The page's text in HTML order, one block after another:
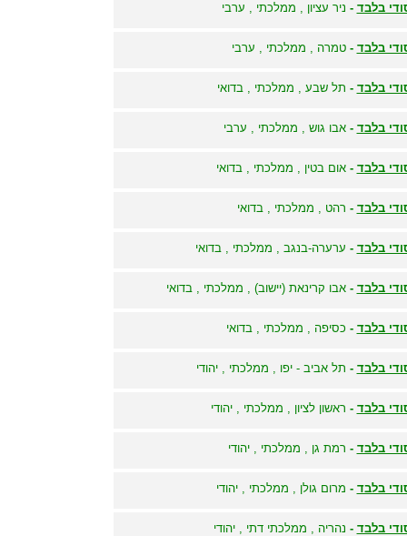
בלבד - ניר עציון , ממלכתי , ערבי
בלבד -טמרה , ממלכתי , ערבי
בלבד - תל שבע , ממלכתי , בדואי
בלבד -אבו גוש , ממלכתי , ערבי
בלבד -אום בטין , ממלכתי , בדואי
בלבד - רהט , ממלכתי , בדואי
בלבד - ערערה-בנגב , ממלכתי , בדואי
בלבד -אבו קרינאת (יישוב) , ממלכתי , בדואי
בלבד - כסיפה , ממלכתי , בדואי
בלבד - תל אביב - יפו , ממלכתי , יהודי
בלבד - ראשון לציון , ממלכתי , יהודי
בלבד - רמת גן , ממלכתי , יהודי
בלבד - מרום גולן , ממלכתי , יהודי
בלבד - נהריה , ממלכתי דתי , יהודי